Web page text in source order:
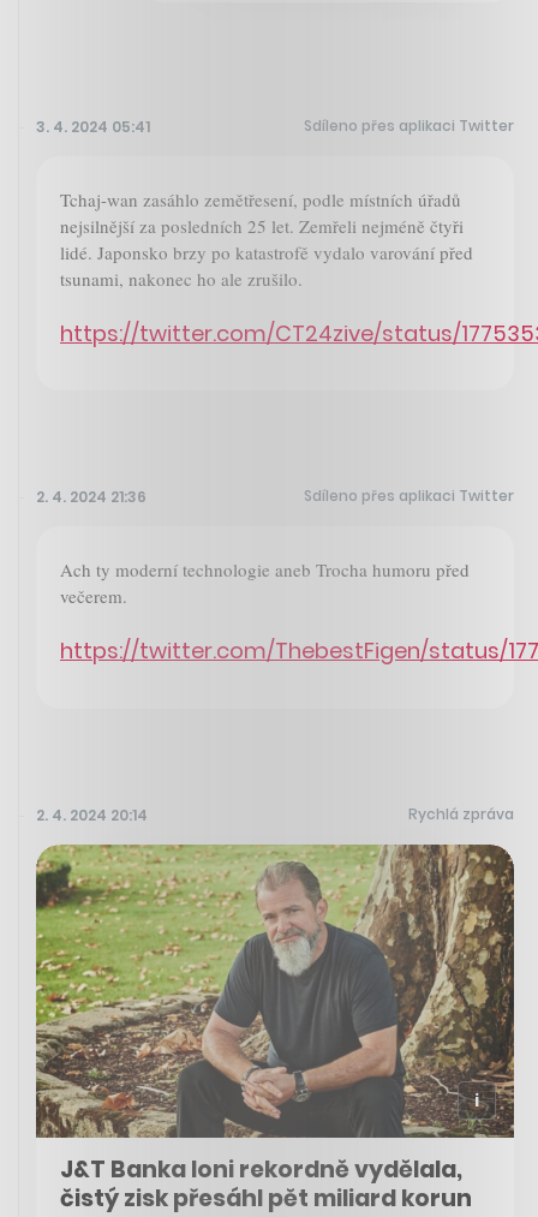
3. 4. 2024 05:41 Sdíleno přes aplikaci Twitter
Tchaj-wan zasáhlo zemětřesení, podle místních úřadů
nejsilnější za posledních 25 let. Zemřeli nejméně čtyři
lidé. Japonsko brzy po katastrofě vydalo varování před
tsunami, nakonec ho ale zrušilo.
https://twitter.com/CT24zive/status/
2. 4. 2024 21:36 Sdíleno přes aplikaci Twitter
Ach ty moderní technologie aneb Trocha humoru před
večerem.
https://twitter.com/ThebestFigen/status/
2. 4. 2024 20:14 Rychlá zpráva
J&T Banka loni rekordně vydělala,
čistý zisk přesáhl pět miliard korun